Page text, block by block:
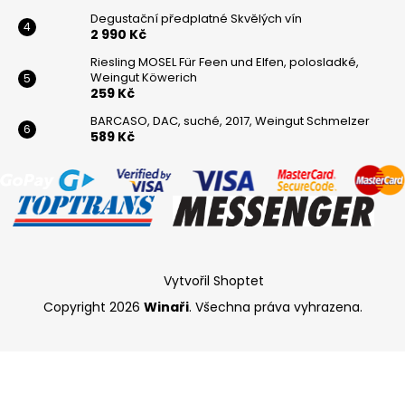
Degustační předplatné Skvělých vín
2 990 Kč
Riesling MOSEL Für Feen und Elfen, polosladké,
Weingut Köwerich
259 Kč
BARCASO, DAC, suché, 2017, Weingut Schmelzer
589 Kč
Vytvořil Shoptet
Copyright 2026 Winaři. Všechna práva vyhrazena.